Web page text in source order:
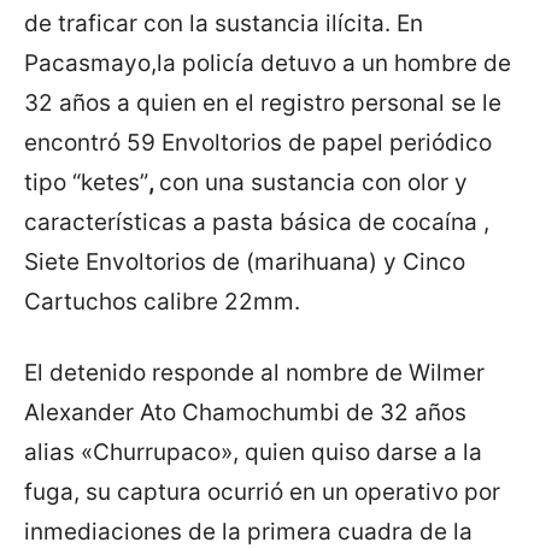
de traficar con la sustancia ilícita. En
Pacasmayo,la policía detuvo a un hombre de
32 años a quien en el registro personal se le
encontró 59 Envoltorios de papel periódico
tipo “ketes”, con una sustancia con olor y
características a pasta básica de cocaína ,
Siete Envoltorios de (marihuana) y Cinco
Cartuchos calibre 22mm.
El detenido responde al nombre de Wilmer
Alexander Ato Chamochumbi de 32 años
alias «Churrupaco», quien quiso darse a la
fuga, su captura ocurrió en un operativo por
inmediaciones de la primera cuadra de la